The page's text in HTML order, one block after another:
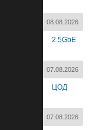
08.08.2026
2.5GbE
07.08.2026
ЦОД
07.08.2026